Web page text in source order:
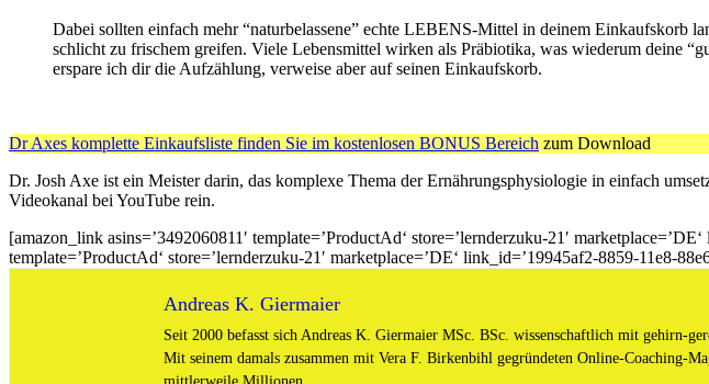
Dabei sollten einfach mehr “naturbelassene” echte LEBENS-Mittel in deinem Einkaufskorb
schlicht zu frischem greifen. Viele Lebensmittel wirken als Präbiotika, was wiederum deine
erspare ich dir die Aufzählung, verweise aber auf seinen Einkaufskorb.
Dr Axes komplette Einkaufsliste finden Sie im kostenlosen BONUS Bereich zum Download
Dr. Josh Axe ist ein Meister darin, das komplexe Thema der Ernährungsphysiologie in einfach
Videokanal bei YouTube rein.
[amazon_link asins=’3492060811′ template=’ProductAd‘ store=’lernderzuku-21′
template=’ProductAd‘ store=’lernderzuku-21′ marketplace=’DE‘ link_id=’19945af2-8859-11e8-
Andreas K. Giermaier
Seit 2000 befasst sich Andreas K. Giermaier MSc. BSc. wissenschaftlich mit gehirn-
Mit seinem damals zusammen mit Vera F. Birkenbihl gegründeten Online-Coaching-